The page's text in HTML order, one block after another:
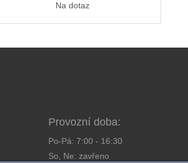
Na dotaz
Provozní doba:
Po-Pá: 7:00 - 16:30
So, Ne: zavřeno